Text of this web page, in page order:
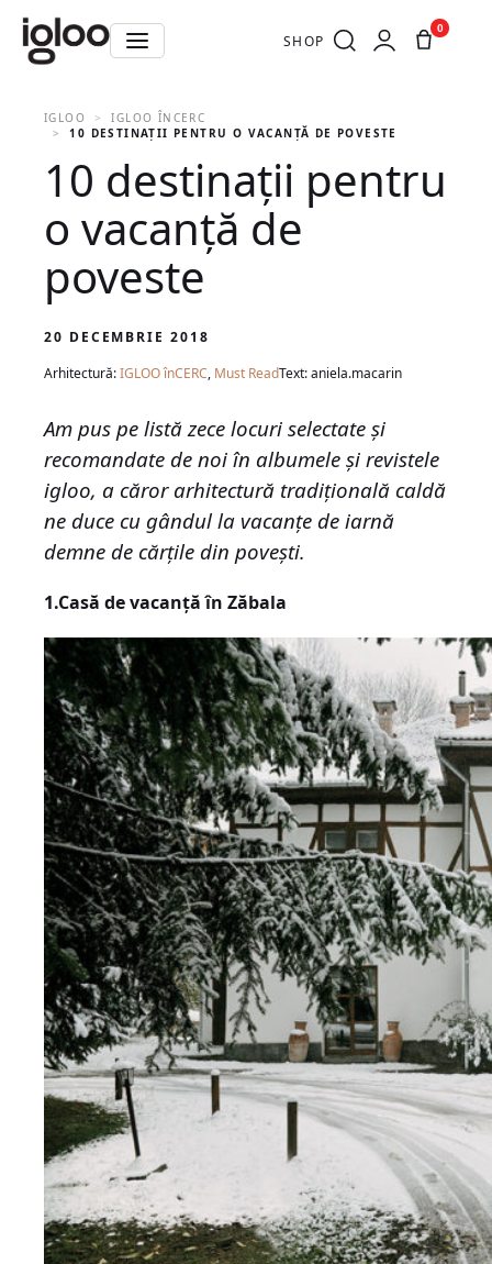
SHOP
0
IGLOO
IGLOO ÎNCERC
10 DESTINAȚII PENTRU O VACANȚĂ DE POVESTE
10 destinații pentru
o vacanță de
poveste
20 DECEMBRIE 2018
Arhitectură:IGLOO înCERC, Must ReadText: aniela.macarin
Am pus pe listă zece locuri selectate și
recomandate de noi în albumele și revistele
igloo, a căror arhitectură tradițională caldă
ne duce cu gândul la vacanțe de iarnă
demne de cărțile din povești.
1.Casă de vacanță în Zăbala